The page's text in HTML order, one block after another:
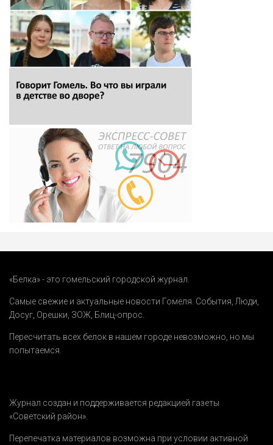
«Белка» - это гомельский городской журнал.
Самые свежие и актуальные новости Гомеля. События Люди
Досуг Орешки ЗОЖ Блиц-опрос
Пересчитать всех белок в нашем городе невозможно, но мы
попытаемся.
Журнал создан и поддерживается редакцией газеты
«Советский район».
Перепечатка материалов возможна при условии активной